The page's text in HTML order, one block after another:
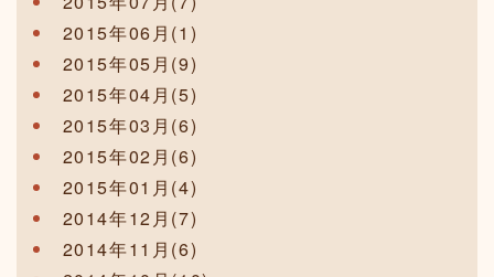
2015年06月(1)
2015年05月(9)
2015年04月(5)
2015年03月(6)
2015年02月(6)
2015年01月(4)
2014年12月(7)
2014年11月(6)